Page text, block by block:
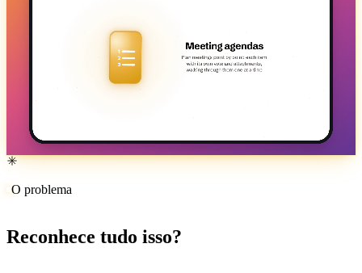
O problema
Reconhece tudo isso?